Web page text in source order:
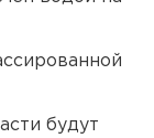
будут